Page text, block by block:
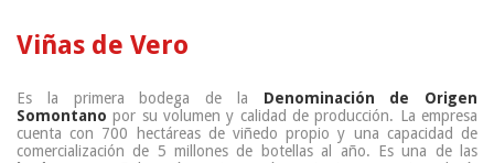
Viñas de Vero
Es la primera bodega de la Denominación de Origen
Somontano por su volumen y calidad de producción. La empresa
cuenta con 700 hectáreas de viñedo propio y una capacidad de
comercialización de 5 millones de botellas al año. Es una de las